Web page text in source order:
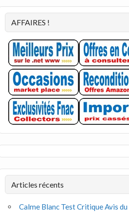
AFFAIRES !
Articles récents
Calme Blanc Test Critique Avis